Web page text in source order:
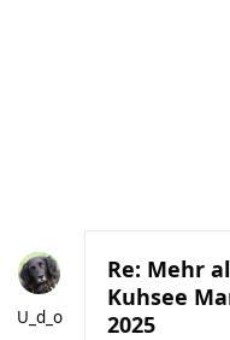
U_d_o
Re: Mehr
Kuhsee
2025